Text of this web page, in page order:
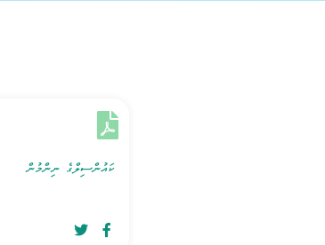
ކައުންސިލްގެ ނިންމުން